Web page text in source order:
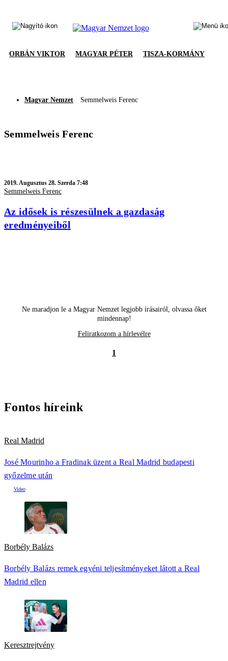
ORBÁN VIKTOR MAGYAR PÉTER TISZA-KORMÁNY
Magyar Nemzet Semmelweis Ferenc
Semmelweis Ferenc
2019.Augusztus 28. Szerda 7:48
Semmelweis Ferenc
Az idősek is részesülnek a gazdaság
eredményeiből
Ne maradjon le a Magyar Nemzet legjobb írásairól, olvassa őket
mindennap!
Feliratkozom a hírlevélre
1
Fontos híreink
Real Madrid
José Mourinho a Fradinak üzent a Real Madrid budapesti
győzelme után
Borbély Balázs
Borbély Balázs remek egyéni teljesítményeket látott a Real
Madrid ellen
Keresztrejtvény